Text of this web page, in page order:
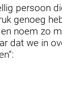
persoon
genoeg
noem zo
dat we in